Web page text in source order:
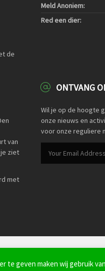
de
Meld Anoniem:
Red een dier:
van
ziet
met
ONTVANG
Wil je op de hoogte
onze nieuws en
voor onze reguliere
te geven maken wij gebruik